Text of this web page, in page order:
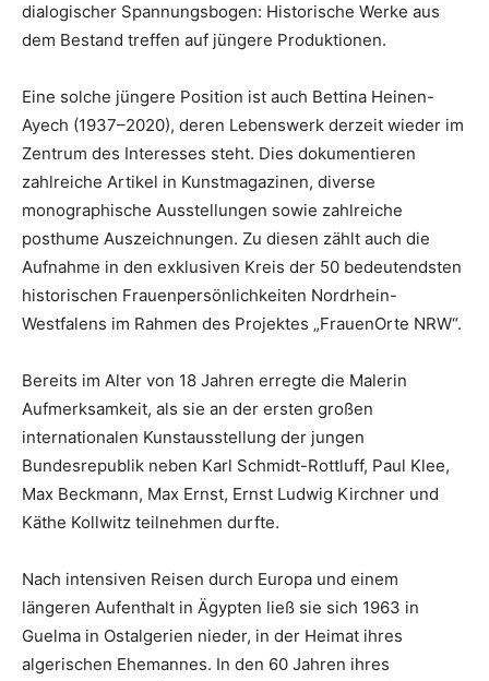
dialogischer Spannungsbogen: Historische Werke aus
dem Bestand treffen auf jüngere Produktionen.
Eine solche jüngere Position ist auch Bettina Heinen-
Ayech (1937–2020), deren Lebenswerk derzeit wieder im
Zentrum des Interesses steht. Dies dokumentieren
zahlreiche Artikel in Kunstmagazinen, diverse
monographische Ausstellungen sowie zahlreiche
posthume Auszeichnungen. Zu diesen zählt auch die
Aufnahme in den exklusiven Kreis der 50 bedeutendsten
historischen Frauenpersönlichkeiten Nordrhein-
Westfalens im Rahmen des Projektes „FrauenOrte NRW“.
Bereits im Alter von 18 Jahren erregte die Malerin
Aufmerksamkeit, als sie an der ersten großen
internationalen Kunstausstellung der jungen
Bundesrepublik neben Karl Schmidt-Rottluff, Paul Klee,
Max Beckmann, Max Ernst, Ernst Ludwig Kirchner und
Käthe Kollwitz teilnehmen durfte.
Nach intensiven Reisen durch Europa und einem
längeren Aufenthalt in Ägypten ließ sie sich 1963 in
Guelma in Ostalgerien nieder, in der Heimat ihres
algerischen Ehemannes. In den 60 Jahren ihres